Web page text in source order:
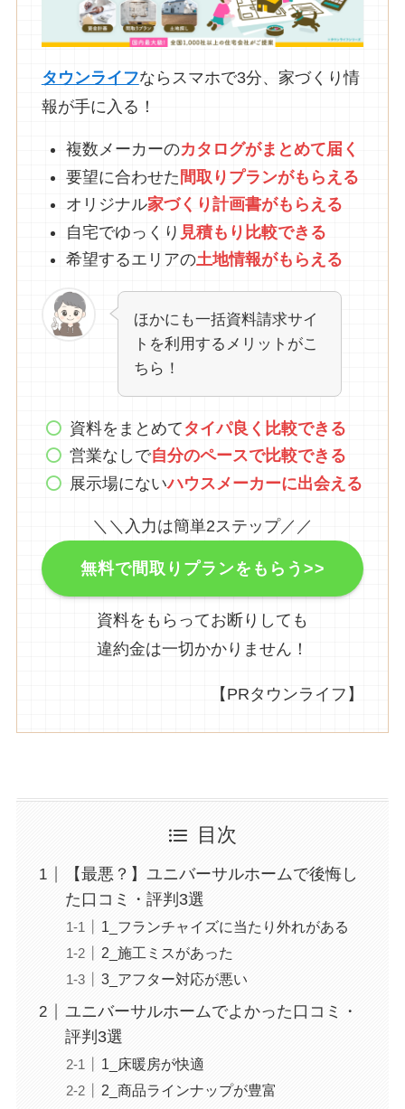
タウンライフならスマホで3分、家づくり情
報が手に入る！
複数メーカーのカタログがまとめて届 く
要望に合わせた 間取りプランがもらえる
オリジナル家づくり計画書がもらえる
自宅でゆっくり 見積もり比較できる
希望するエリアの土地情報がもらえる
ほかにも一括資料請求サイ
トを利用するメリットがこ
ちら！
資料をまとめて タイパ良く比較できる
営業なしで自分のペースで比較できる
展示場にないハウスメーカーに出会える
＼＼入力は簡単2ステップ／／
無料で間取りプランをもらう>>
資料をもらってお断りしても
違約金は一切かかりません！
【PRタウンライフ】
目次
【最悪？】ユニバーサルホームで後悔し
た口コミ・評判3選
1_フランチャイズに当たり外れがある
2_施工ミスがあった
3_アフター対応が悪い
ユニバーサルホームでよかった口コミ・
評判3選
1_床暖房が快適
2_商品ラインナップが豊富